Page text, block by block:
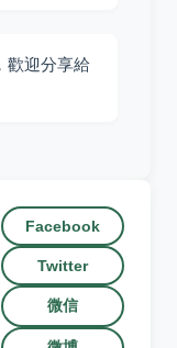
歡迎分享給
Facebook
Twitter
微信